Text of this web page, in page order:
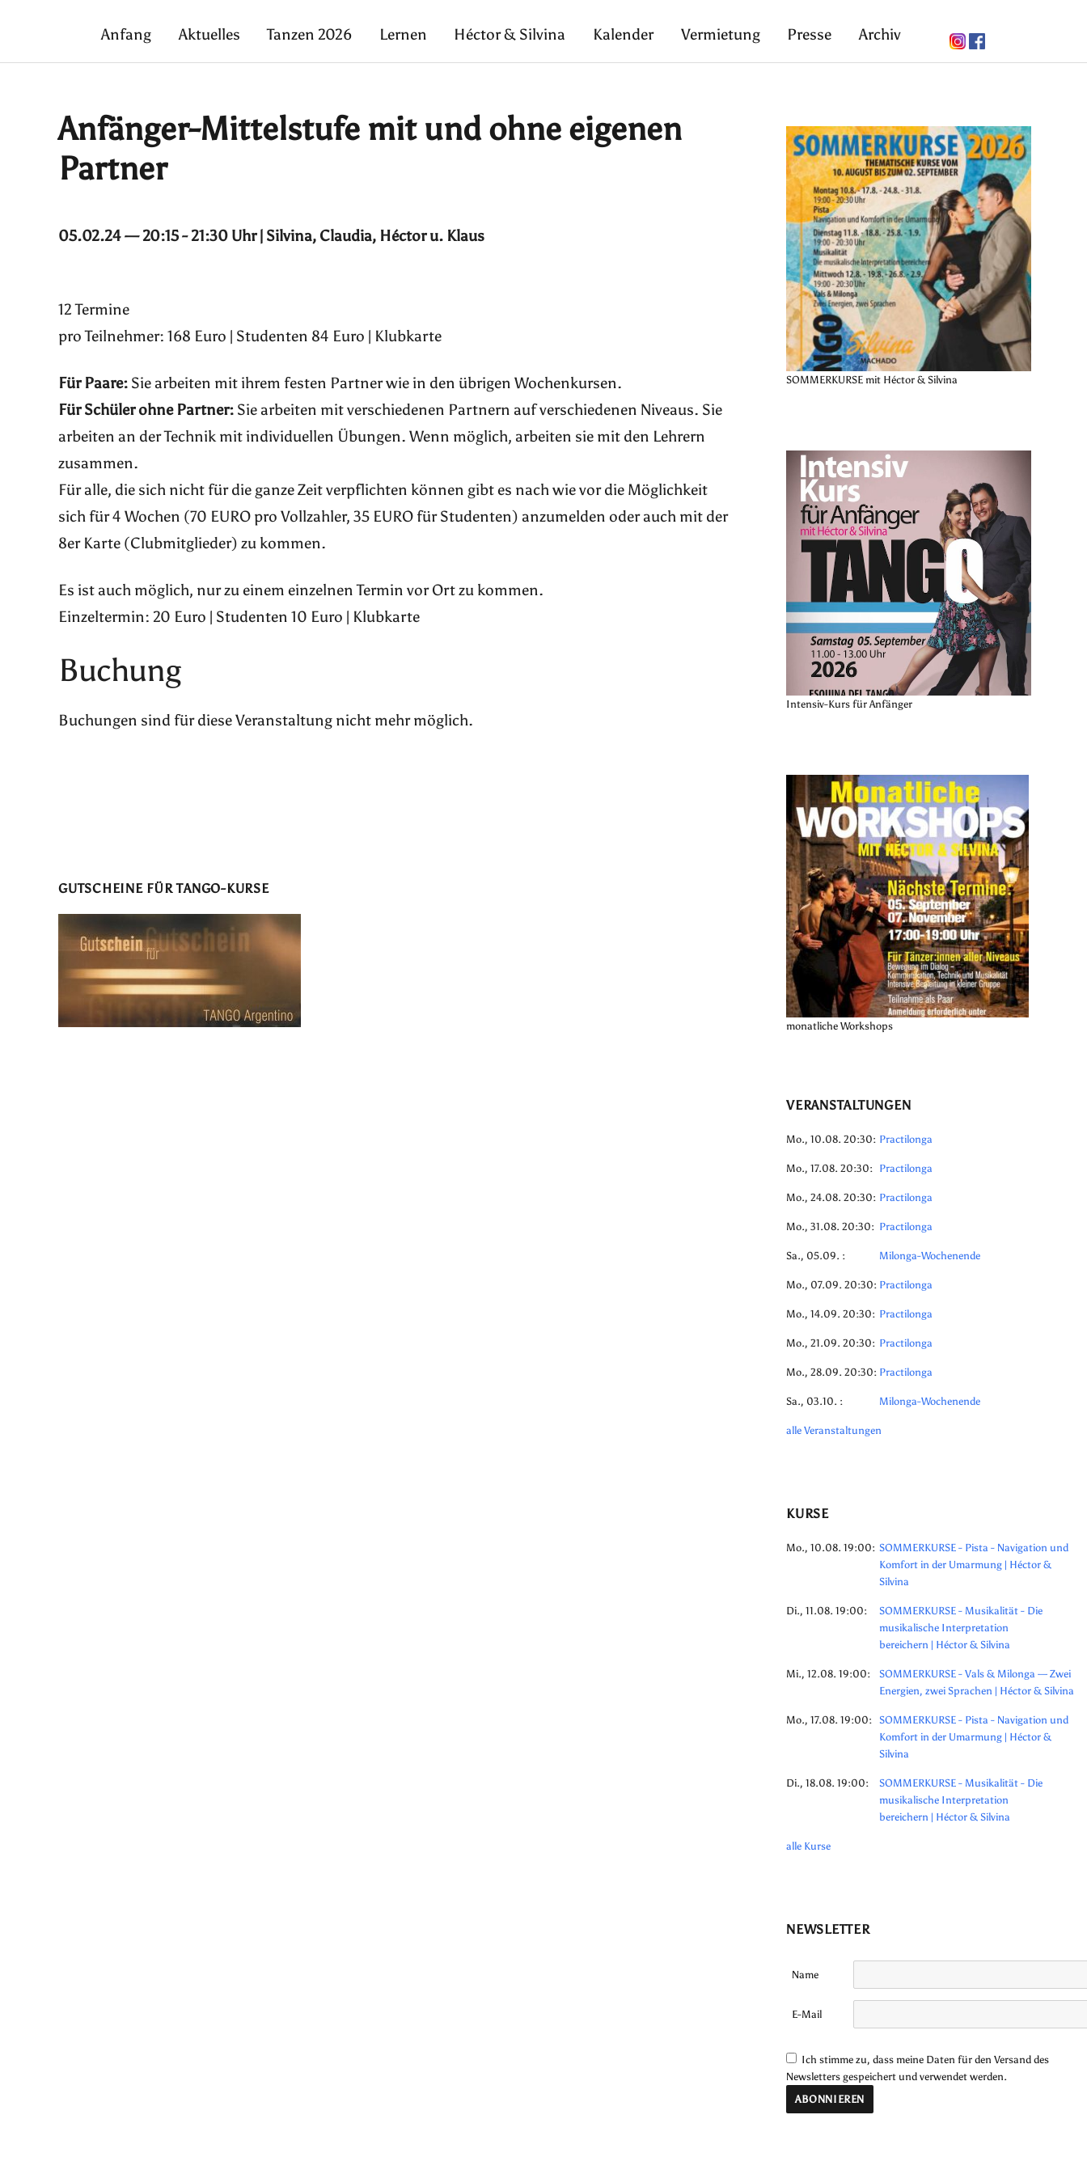
Anfang Aktuelles Tanzen 2026 Lernen Héctor & Silvina Kalender Vermietung Presse Archiv
Anfänger-Mittelstufe mit und ohne eigenen
Partner
05.02.24 — 20:15 - 21:30 Uhr | Silvina, Claudia, Héctor u. Klaus
12 Termine
pro Teilnehmer: 168 Euro | Studenten 84 Euro | Klubkarte
Für Paare: Sie arbeiten mit ihrem festen Partner wie in den übrigen Wochenkursen.
Für Schüler ohne Partner: Sie arbeiten mit verschiedenen Partnern auf verschiedenen Niveaus. Sie
arbeiten an der Technik mit individuellen Übungen. Wenn möglich, arbeiten sie mit den Lehrern
zusammen.
Für alle, die sich nicht für die ganze Zeit verpflichten können gibt es nach wie vor die Möglichkeit
sich für 4 Wochen (70 EURO pro Vollzahler, 35 EURO für Studenten) anzumelden oder auch mit der
8er Karte (Clubmitglieder) zu kommen.
Es ist auch möglich, nur zu einem einzelnen Termin vor Ort zu kommen.
Einzeltermin: 20 Euro | Studenten 10 Euro | Klubkarte
Buchung
Buchungen sind für diese Veranstaltung nicht mehr möglich.
GUTSCHEINE FÜR TANGO-KURSE
SOMMERKURSE mit Héctor & Silvina
Intensiv-Kurs für Anfänger
monatliche Workshops
VERANSTALTUNGEN
Mo., 10.08. 20:30: Practilonga
Mo., 17.08. 20:30: Practilonga
Mo., 24.08. 20:30: Practilonga
Mo., 31.08. 20:30: Practilonga
Sa., 05.09. : Milonga-Wochenende
Mo., 07.09. 20:30: Practilonga
Mo., 14.09. 20:30: Practilonga
Mo., 21.09. 20:30: Practilonga
Mo., 28.09. 20:30: Practilonga
Sa., 03.10. : Milonga-Wochenende
alle Veranstaltungen
KURSE
Mo., 10.08. 19:00: SOMMERKURSE - Pista - Navigation und
Komfort in der Umarmung | Héctor &
Silvina
Di., 11.08. 19:00:
SOMMERKURSE - Musikalität - Die
musikalische Interpretation
bereichern | Héctor & Silvina
Mi., 12.08. 19:00:
SOMMERKURSE - Vals & Milonga — Zwei
Energien, zwei Sprachen | Héctor & Silvina
Mo., 17.08. 19:00: SOMMERKURSE - Pista - Navigation und
Komfort in der Umarmung | Héctor &
Silvina
Di., 18.08. 19:00:
SOMMERKURSE - Musikalität - Die
musikalische Interpretation
bereichern | Héctor & Silvina
alle Kurse
NEWSLETTER
Name
E-Mail
Ich stimme zu, dass meine Daten für den Versand des
Newsletters gespeichert und verwendet werden.